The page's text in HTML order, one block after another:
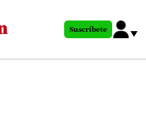
Suscríbete